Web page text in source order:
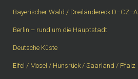
Bayerischer Wald / Dreiländereck D–CZ–A
Berlin – rund um die Hauptstadt
Deutsche Küste
Eifel / Mosel / Hunsrück / Saarland / Pfalz